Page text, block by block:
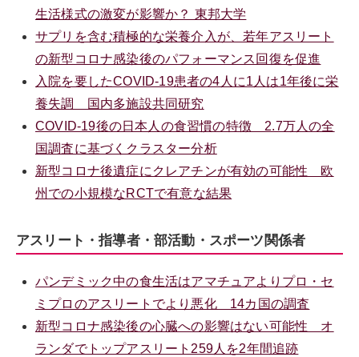
生活様式の激変が影響か？ 東邦大学
サプリを含む積極的な栄養介入が、若年アスリート
の新型コロナ感染後のパフォーマンス回復を促進
入院を要したCOVID-19患者の4人に1人は1年後に栄
養失調 国内多施設共同研究
COVID-19後の日本人の食習慣の特徴 2.7万人の全
国調査に基づくクラスター分析
新型コロナ後遺症にクレアチンが有効の可能性 欧
州での小規模なRCTで有意な結果
アスリート・指導者・部活動・スポーツ関係者
パンデミック中の食生活はアマチュアよりプロ・セ
ミプロのアスリートでより悪化 14カ国の調査
新型コロナ感染後の心臓への影響はない可能性 オ
ランダでトップアスリート259人を2年間追跡